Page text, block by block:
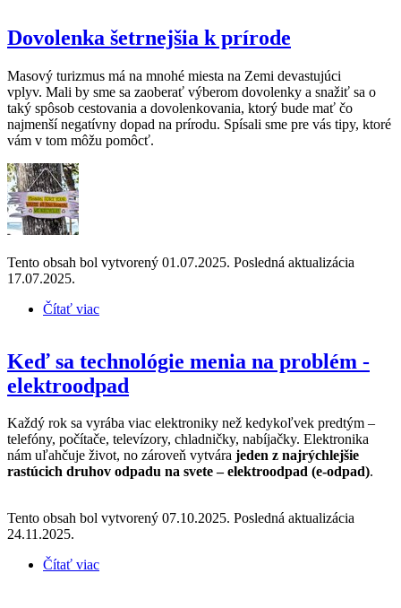
Dovolenka šetrnejšia k prírode
Masový turizmus má na mnohé miesta na Zemi devastujúci
vplyv. Mali by sme sa zaoberať výberom dovolenky a snažiť sa o
taký spôsob cestovania a dovolenkovania, ktorý bude mať čo
najmenší negatívny dopad na prírodu. Spísali sme pre vás tipy, ktoré
vám v tom môžu pomôcť.
Tento obsah bol vytvorený 01.07.2025. Posledná aktualizácia
17.07.2025.
Čítať viac
Keď sa technológie menia na problém -
elektroodpad
Každý rok sa vyrába viac elektroniky než kedykoľvek predtým –
telefóny, počítače, televízory, chladničky, nabíjačky. Elektronika
nám uľahčuje život, no zároveň vytvára jeden z najrýchlejšie
rastúcich druhov odpadu na svete – elektroodpad (e-odpad).
Tento obsah bol vytvorený 07.10.2025. Posledná aktualizácia
24.11.2025.
Čítať viac